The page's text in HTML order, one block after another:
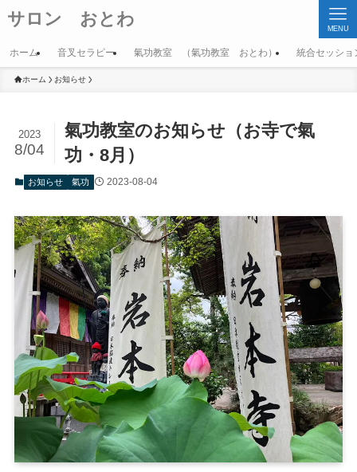
サロン おとわ MENU
ホーム 音叉セラピー 氣功教室 （氣功教室 おとわ） 統合セッショ
ホーム お知らせ
氣功教室のお知らせ（お寺で氣
功・8月）
2023
8/04
お知らせ 氣功 2023-08-04